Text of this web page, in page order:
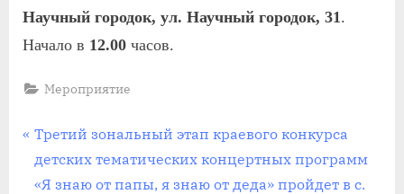
Научный городок, ул. Научный городок, 31.
Начало в 12.00 часов.
Мероприятие
Навигация
по
П
р
е
Третий зональный этап краевого конкурса
детских тематических концертных программ
«Я знаю от папы, я знаю от деда» пройдет в с.